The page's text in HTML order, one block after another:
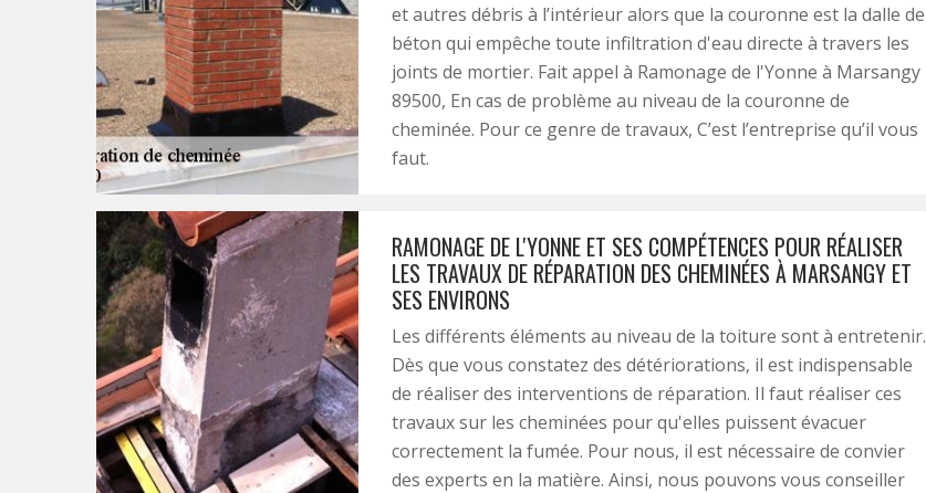
et autres débris à l’intérieur alors que la couronne est la dalle de
béton qui empêche toute infiltration d'eau directe à travers les
joints de mortier. Fait appel à Ramonage de l'Yonne à Marsangy
89500, En cas de problème au niveau de la couronne de
cheminée. Pour ce genre de travaux, C’est l’entreprise qu’il vous
faut.
RAMONAGE DE L'YONNE ET SES COMPÉTENCES POUR RÉALISER
LES TRAVAUX DE RÉPARATION DES CHEMINÉES À MARSANGY ET
SES ENVIRONS
Les différents éléments au niveau de la toiture sont à entretenir.
Dès que vous constatez des détériorations, il est indispensable
de réaliser des interventions de réparation. Il faut réaliser ces
travaux sur les cheminées pour qu'elles puissent évacuer
correctement la fumée. Pour nous, il est nécessaire de convier
des experts en la matière. Ainsi, nous pouvons vous conseiller